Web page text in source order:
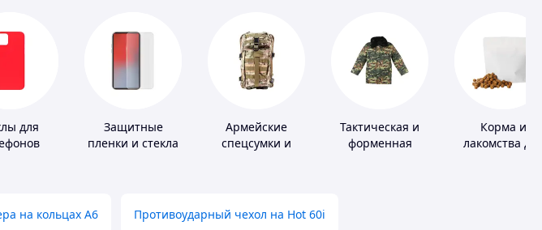
для
Защитные
пленки и стекла
Армейские
спецсумки и
Тактическая и
форменная
Корма и
лакомства
на кольцах А6 Противоударный чехол на Hot 60i